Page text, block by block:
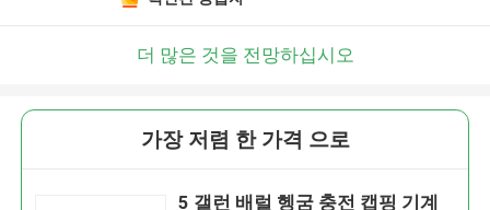
더 많은 것을 전망하십시오
가장 저렴 한 가격 으로
5 갤런 배럴 헹굼 충전 캡핑 기계